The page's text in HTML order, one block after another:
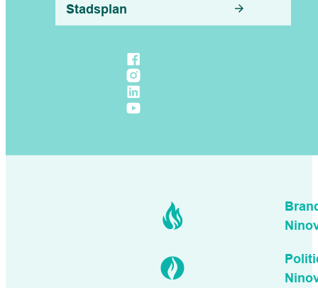
Stadsplan
Volg ons op